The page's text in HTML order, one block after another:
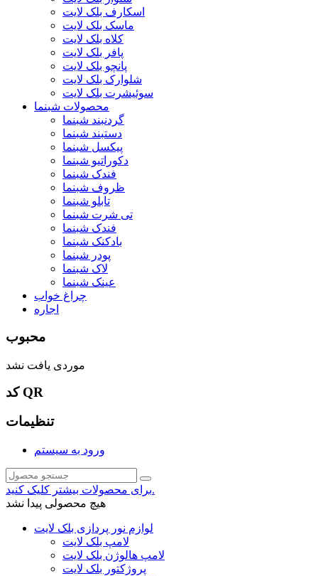
اسکارف بلک لایت
ماسک بلک لایت
کلاه بلک لایت
پافر بلک لایت
پانچو بلک لایت
شلوارک بلک لایت
سوئیشرت بلک لایت
محصولات شبنما
گردنبند شبنما
دستبند شبنما
پیکسل شبنما
دکوراتیو شبنما
فندک شبنما
ظروف شبنما
تابلو شبنما
تی شرت شبنما
فندک شبنما
بادکنک شبنما
پودر شبنما
لاک شبنما
عینک شبنما
چراغ خواب
اجاره
محبوب
موردی یافت نشد
کد QR
تنظیمات
ورود به سیستم
برای محصولات بیشتر کلیک کنید.
هیچ محصولی پیدا نشد
لوازم نور پردازی بلک لایت
لامپ بلک لایت
لامپ هالوژن بلک لایت
پروژکتور بلک لایت